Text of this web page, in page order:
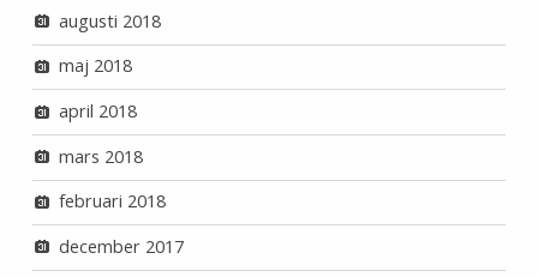
augusti 2018
maj 2018
april 2018
mars 2018
februari 2018
december 2017